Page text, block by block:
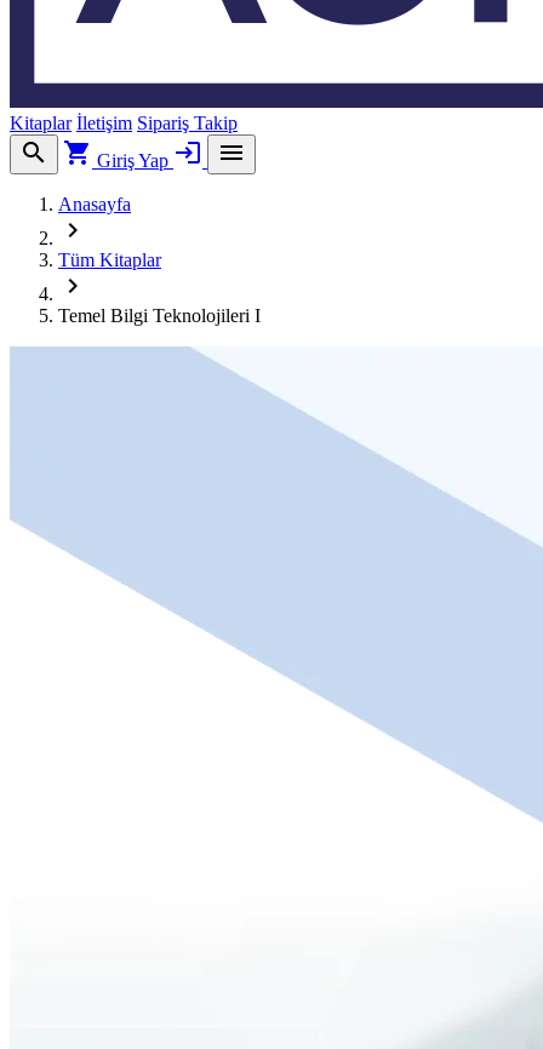
Kitaplar İletişim Sipariş Takip
search shopping_cart Giriş Yap login menu
Anasayfa
chevron_right
Tüm Kitaplar
chevron_right
Temel Bilgi Teknolojileri I